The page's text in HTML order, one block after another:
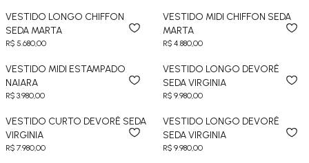
VESTIDO LONGO CHIFFON
SEDA MARTA
R$ 5.680,00
VESTIDO MIDI CHIFFON SEDA
MARTA
R$ 4.880,00
VESTIDO MIDI ESTAMPADO
NAIARA
R$ 3.980,00
VESTIDO LONGO DEVORÊ
SEDA VIRGINIA
R$ 9.980,00
VESTIDO CURTO DEVORÊ SEDA
VIRGINIA
R$ 7.980,00
VESTIDO LONGO DEVORÊ
SEDA VIRGINIA
R$ 9.980,00